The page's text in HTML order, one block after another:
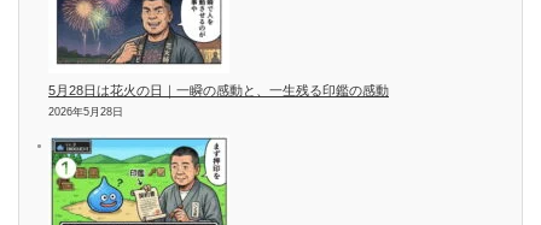
5月28日は花火の日｜一瞬の感動と、一生残る印鑑の感動
2026年5月28日